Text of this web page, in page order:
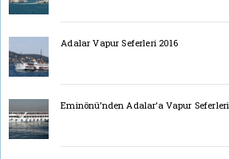
Adalar Vapur Seferleri 2016
Eminönü’nden Adalar’a Vapur Seferleri